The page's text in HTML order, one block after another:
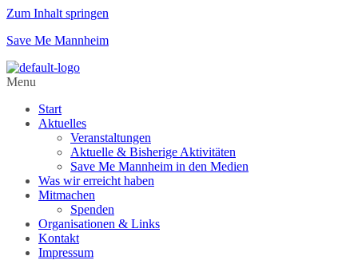
Zum Inhalt springen
Save Me Mannheim
Menu
Start
Aktuelles
Veranstaltungen
Aktuelle & Bisherige Aktivitäten
Save Me Mannheim in den Medien
Was wir erreicht haben
Mitmachen
Spenden
Organisationen & Links
Kontakt
Impressum